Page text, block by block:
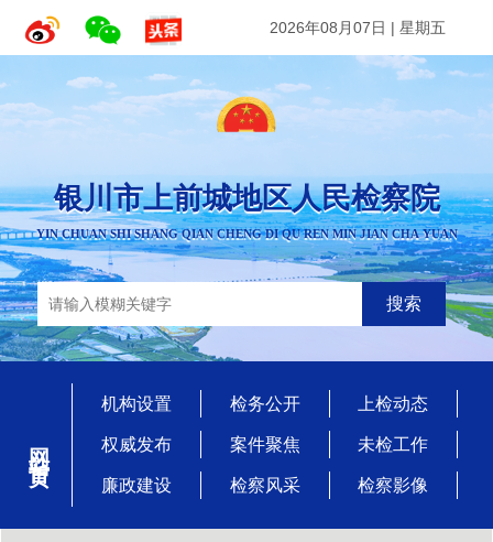
2026年08月07日 | 星期五
银川市上前城地区人民检察院
YIN CHUAN SHI SHANG QIAN CHENG DI QU REN MIN JIAN CHA YUAN
搜索
网站首页
机构设置 检务公开 上检动态
权威发布 案件聚焦 未检工作
廉政建设 检察风采 检察影像